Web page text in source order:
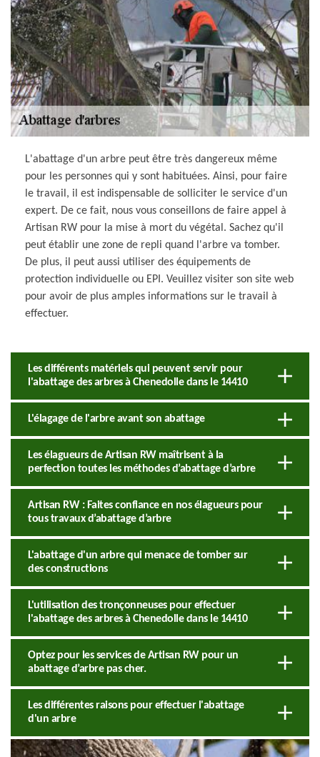
L'abattage d'un arbre peut être très dangereux même
pour les personnes qui y sont habituées. Ainsi, pour faire
le travail, il est indispensable de solliciter le service d'un
expert. De ce fait, nous vous conseillons de faire appel à
Artisan RW pour la mise à mort du végétal. Sachez qu'il
peut établir une zone de repli quand l'arbre va tomber.
De plus, il peut aussi utiliser des équipements de
protection individuelle ou EPI. Veuillez visiter son site web
pour avoir de plus amples informations sur le travail à
effectuer.
Les différents matériels qui peuvent servir pour
l'abattage des arbres à Chenedolle dans le 14410
L'élagage de l'arbre avant son abattage
Les élagueurs de Artisan RW maîtrisent à la
perfection toutes les méthodes d’abattage d’arbre
Artisan RW : Faites confiance en nos élagueurs pour
tous travaux d’abattage d’arbre
L'abattage d'un arbre qui menace de tomber sur
des constructions
L'utilisation des tronçonneuses pour effectuer
l'abattage des arbres à Chenedolle dans le 14410
Optez pour les services de Artisan RW pour un
abattage d’arbre pas cher.
Les différentes raisons pour effectuer l'abattage
d'un arbre